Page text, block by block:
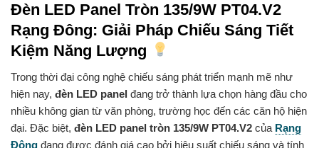
Đèn LED Panel Tròn 135/9W PT04.V2
Rạng Đông: Giải Pháp Chiếu Sáng Tiết
Kiệm Năng Lượng
Trong thời đại công nghệ chiếu sáng phát triển mạnh mẽ như
hiện nay, đèn LED panel đang trở thành lựa chọn hàng đầu cho
nhiều không gian từ văn phòng, trường học đến các căn hộ hiện
đại. Đặc biệt, đèn LED panel tròn 135/9W PT04.V2 của Rạng
Đông đang được đánh giá cao bởi hiệu suất chiếu sáng và tính